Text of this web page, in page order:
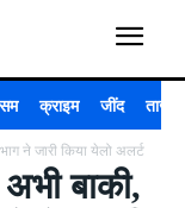
क्राइम जींद ताजा
ने जारी किया येलो अलर्ट
बाकी,